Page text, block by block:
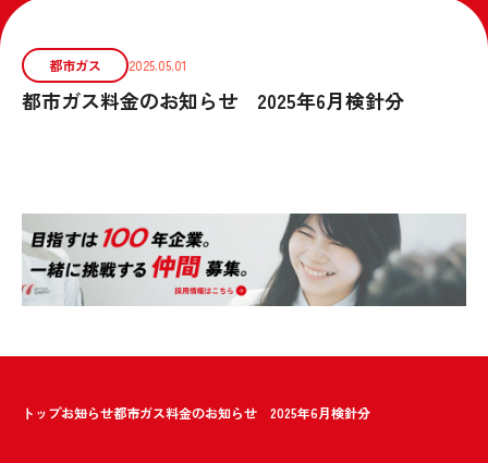
都市ガス 2025.05.01
都市ガス料金のお知らせ 2025年6月検針分
トップお知らせ都市ガス料金のお知らせ 2025年6月検針分